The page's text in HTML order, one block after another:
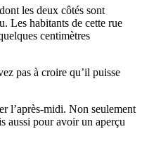
les deux côtés sont
Les habitants de cette rue
centimètres
pas à croire qu’il puisse
l’après-midi. Non seulement
aussi pour avoir un aperçu